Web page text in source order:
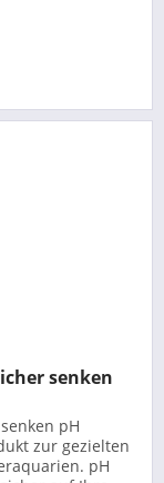
senken
pH
zur gezielten
pH